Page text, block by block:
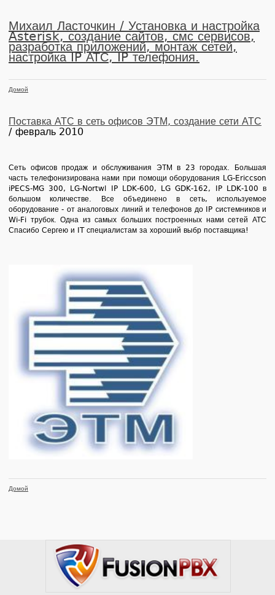
Михаил Ласточкин / Установка и настройка
Asterisk, создание сайтов, смс сервисов,
разработка приложений, монтаж сетей,
настройка IP АТС, IP телефония.
Домой
Поставка АТС в сеть офисов ЭТМ, создание сети АТС
/ февраль 2010
Сеть офисов продаж и обслуживания ЭТМ в 23 городах. Большая
часть телефонизирована нами при помощи оборудования LG-Ericcson
iPECS-MG 300, LG-Nortwl IP LDK-600, LG GDK-162, IP LDK-100 в
большом количестве. Все объединено в сеть, используемое
оборудование - от аналоговых линий и телефонов до IP системников и
Wi-Fi трубок. Одна из самых больших построенных нами сетей АТС
Спасибо Сергею и IT специалистам за хороший выбр поставщика!
Домой